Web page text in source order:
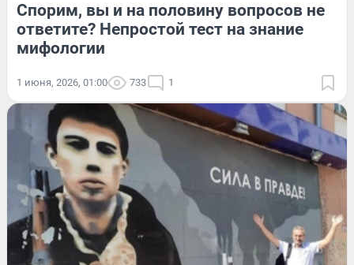
Спорим, вы и на половину вопросов не
ответите? Непростой тест на знание
мифологии
1 июня, 2026, 01:00 733 1